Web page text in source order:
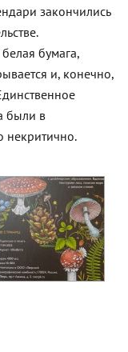
закончились
бумага,
и, конечно,
были в
некритично.